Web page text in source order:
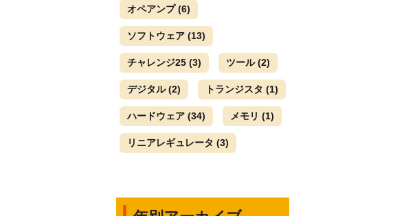
オペアンプ(6)
ソフトウェア(13)
チャレンジ25(3) ツール(2)
デジタル(2) トランジスタ (1)
ハードウェア(34) メモリ (1)
リニアレギュレータ (3)